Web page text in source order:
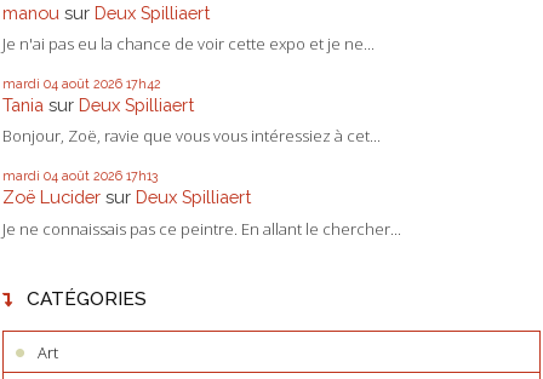
manou sur Deux Spilliaert
Je n'ai pas eu la chance de voir cette expo et je ne...
mardi 04 août 2026 17h42
Tania sur Deux Spilliaert
Bonjour, Zoë, ravie que vous vous intéressiez à cet...
mardi 04 août 2026 17h13
Zoë Lucider sur Deux Spilliaert
Je ne connaissais pas ce peintre. En allant le chercher...
CATÉGORIES
Art